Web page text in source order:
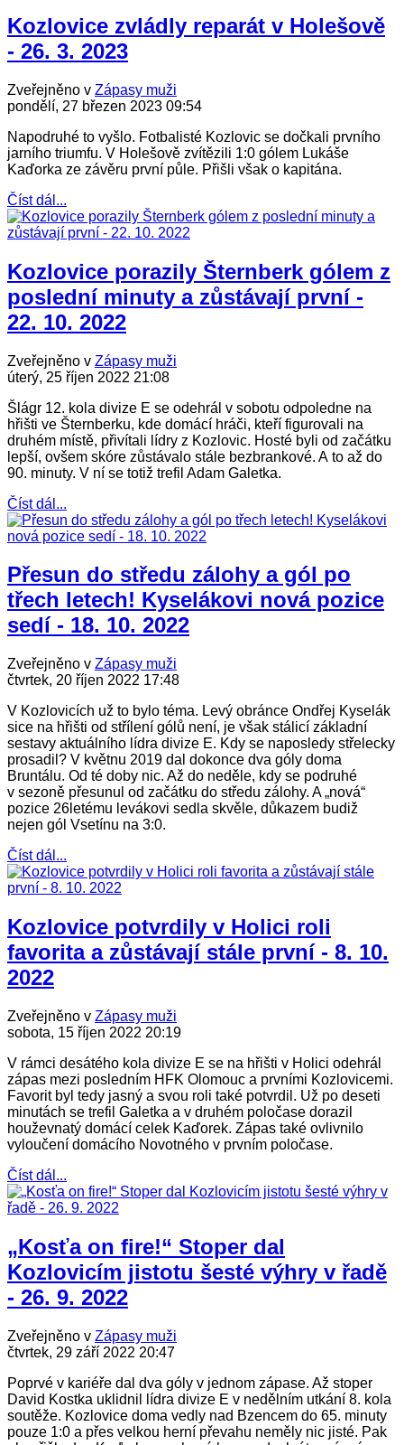
Kozlovice zvládly reparát v Holešově
- 26. 3. 2023
Zveřejněno v Zápasy muži
pondělí, 27 březen 2023 09:54
Napodruhé to vyšlo. Fotbalisté Kozlovic se dočkali prvního
jarního triumfu. V Holešově zvítězili 1:0 gólem Lukáše
Kaďorka ze závěru první půle. Přišli však o kapitána.
Číst dál...
Kozlovice porazily Šternberk gólem z
poslední minuty a zůstávají první -
22. 10. 2022
Zveřejněno v Zápasy muži
úterý, 25 říjen 2022 21:08
Šlágr 12. kola divize E se odehrál v sobotu odpoledne na
hřišti ve Šternberku, kde domácí hráči, kteří figurovali na
druhém místě, přivítali lídry z Kozlovic. Hosté byli od začátku
lepší, ovšem skóre zůstávalo stále bezbrankové. A to až do
90. minuty. V ní se totiž trefil Adam Galetka.
Číst dál...
Přesun do středu zálohy a gól po
třech letech! Kyselákovi nová pozice
sedí - 18. 10. 2022
Zveřejněno v Zápasy muži
čtvrtek, 20 říjen 2022 17:48
V Kozlovicích už to bylo téma. Levý obránce Ondřej Kyselák
sice na hřišti od střílení gólů není, je však stálicí základní
sestavy aktuálního lídra divize E. Kdy se naposledy střelecky
prosadil? V květnu 2019 dal dokonce dva góly doma
Bruntálu. Od té doby nic. Až do neděle, kdy se podruhé
v sezoně přesunul od začátku do středu zálohy. A „nová“
pozice 26letému levákovi sedla skvěle, důkazem budiž
nejen gól Vsetínu na 3:0.
Číst dál...
Kozlovice potvrdily v Holici roli
favorita a zůstávají stále první - 8. 10.
2022
Zveřejněno v Zápasy muži
sobota, 15 říjen 2022 20:19
V rámci desátého kola divize E se na hřišti v Holici odehrál
zápas mezi posledním HFK Olomouc a prvními Kozlovicemi.
Favorit byl tedy jasný a svou roli také potvrdil. Už po deseti
minutách se trefil Galetka a v druhém poločase dorazil
houževnatý domácí celek Kaďorek. Zápas také ovlivnilo
vyloučení domácího Novotného v prvním poločase.
Číst dál...
„Kosťa on fire!“ Stoper dal
Kozlovicím jistotu šesté výhry v řadě
- 26. 9. 2022
Zveřejněno v Zápasy muži
čtvrtek, 29 září 2022 20:47
Poprvé v kariéře dal dva góly v jednom zápase. Až stoper
David Kostka uklidnil lídra divize E v nedělním utkání 8. kola
soutěže. Kozlovice doma vedly nad Bzencem do 65. minuty
pouze 1:0 a přes velkou herní převahu neměly nic jisté. Pak